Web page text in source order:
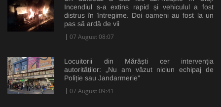
Incendiul s-a extins rapid și vehiculul a fost
distrus în întregime. Doi oameni au fost la un
pas să ardă de vii
07 August 08:07
Locuitorii din Mărăști cer intervenția
autorităților: „Nu am văzut niciun echipaj de
Poliție sau Jandarmerie”
07 August 09:41